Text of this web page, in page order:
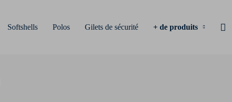
Softshells Polos Gilets de sécurité + de produits